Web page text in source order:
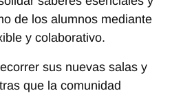
de los alumnos mediante
y colaborativo.
sus nuevas salas y
que la comunidad